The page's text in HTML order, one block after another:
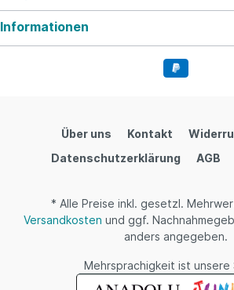
Informationen
Über uns Kontakt
Datenschutzerklärung
AGB
* Alle Preise inkl. gesetzl.
Versandkosten und ggf.
anders angegeben.
Mehrsprachigkeit ist unsere